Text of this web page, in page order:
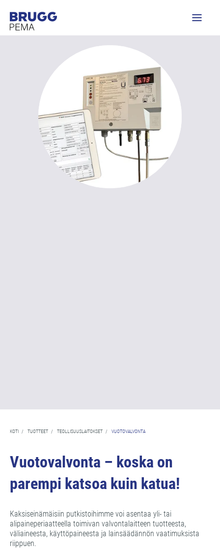
KOTI / TUOTTEET / TEOLLISUUSLAITOKSET / VUOTOVALVONTA
Vuotovalvonta – koska on
parempi katsoa kuin katua!
Kaksiseinämäisiin putkistoihimme voi asentaa yli- tai
alipaineperiaatteella toimivan valvontalaitteen tuotteesta,
väliaineesta, käyttöpaineesta ja lainsäädännön vaatimuksista
riippuen.